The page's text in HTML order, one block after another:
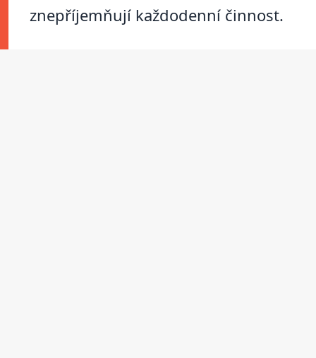
znepříjemňují každodenní činnost.